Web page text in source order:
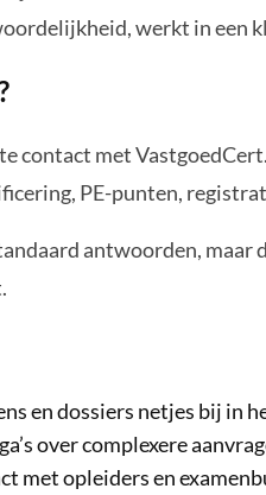
werkt in een
contact met
PE-punten,
antwoorden, maar
en dossiers netjes bij in
over complexere
met opleiders en